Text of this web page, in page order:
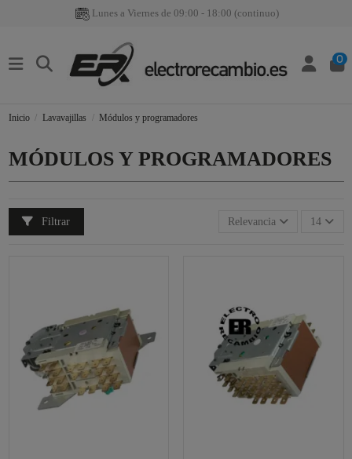
Lunes a Viernes de 09:00 - 18:00 (continuo)
0
Inicio Lavavajillas Módulos y programadores
MÓDULOS Y PROGRAMADORES
Filtrar Relevancia 14